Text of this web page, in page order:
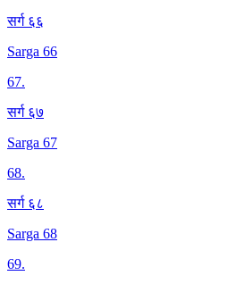
सर्ग ६६
Sarga 66
67.
सर्ग ६७
Sarga 67
68.
सर्ग ६८
Sarga 68
69.